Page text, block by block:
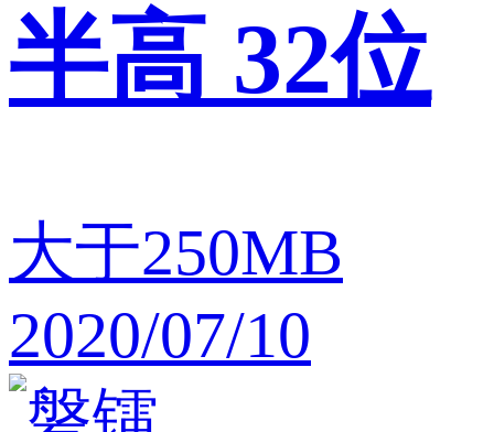
半高 32位
大于250MB
2020/07/10